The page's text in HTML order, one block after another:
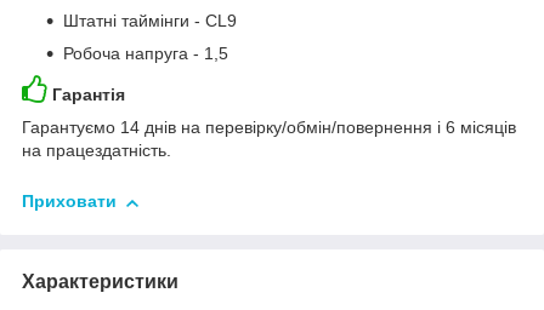
Штатні таймінги - CL9
Робоча напруга - 1,5
Гарантія
Гарантуємо 14 днів на перевірку/обмін/повернення і 6 місяців
на працездатність.
Приховати
Характеристики